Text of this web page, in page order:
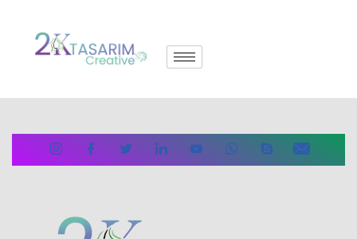
İçeriğe